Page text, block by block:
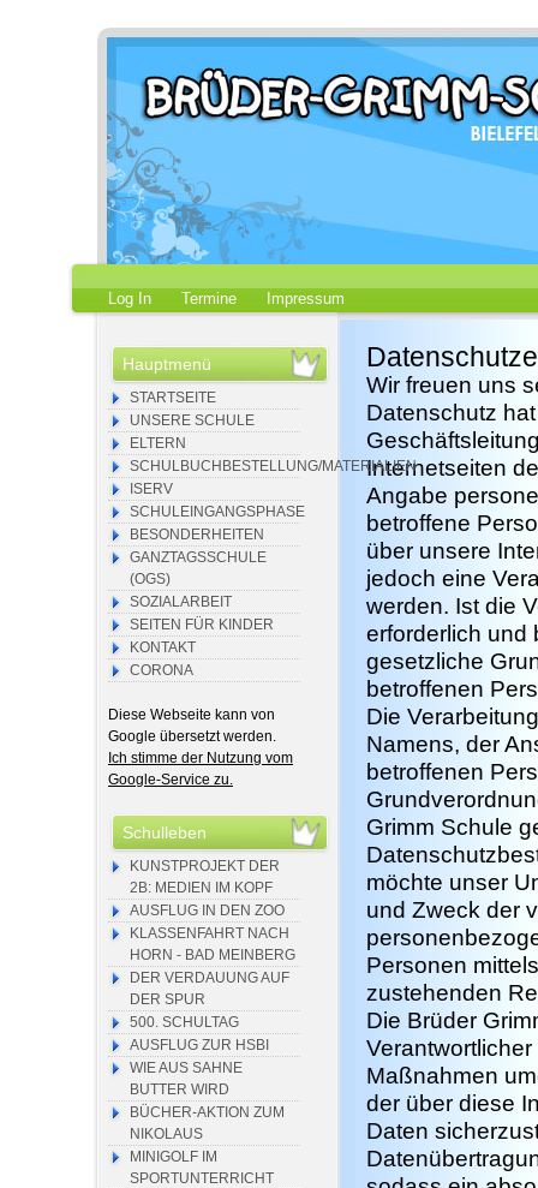
Log In Termine Impressum
Hauptmenü
STARTSEITE
UNSERE SCHULE
ELTERN
SCHULBUCHBESTELLUNG/MATERIALIEN
ISERV
SCHULEINGANGSPHASE
BESONDERHEITEN
GANZTAGSSCHULE
(OGS)
SOZIALARBEIT
SEITEN FÜR KINDER
KONTAKT
CORONA
Diese Webseite kann von
Google übersetzt werden.
Ich stimme der Nutzung vom
Google-Service zu.
Schulleben
KUNSTPROJEKT DER
2B: MEDIEN IM KOPF
AUSFLUG IN DEN ZOO
KLASSENFAHRT NACH
HORN - BAD MEINBERG
DER VERDAUUNG AUF
DER SPUR
500. SCHULTAG
AUSFLUG ZUR HSBI
WIE AUS SAHNE
BUTTER WIRD
BÜCHER-AKTION ZUM
NIKOLAUS
MINIGOLF IM
SPORTUNTERRICHT
Wir freuen uns
Datenschutz
Internetseiten
Angabe
betroffene
über unsere
jedoch eine
werden. Ist die
erforderlich und
gesetzliche
betroffenen
Die
Namens, der
betroffenen
Grimm Schule
möchte unser
und Zweck der
Personen
zustehenden
Die Brüder
Maßnahmen
der über diese
Daten